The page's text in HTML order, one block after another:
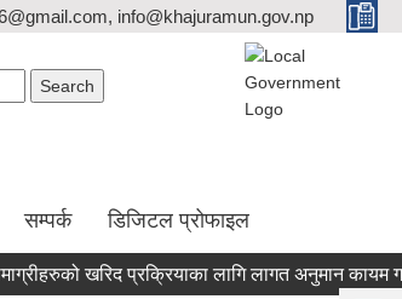
info@khajuramun.gov.np
सम्पर्क डिजिटल प्रोफाइल
खरिद प्रक्रियाका लागि लागत अनुमान कायम